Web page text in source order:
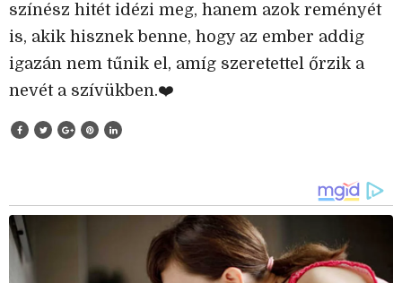
színész hitét idézi meg, hanem azok reményét
is, akik hisznek benne, hogy az ember addig
igazán nem tűnik el, amíg szeretettel őrzik a
nevét a szívükben.❤️